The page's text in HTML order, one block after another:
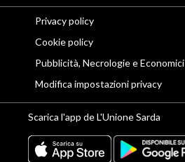
Privacy policy
Cookie policy
Pubblicità, Necrologie e Economici
Modifica impostazioni privacy
Scarica l'app de L'Unione Sarda